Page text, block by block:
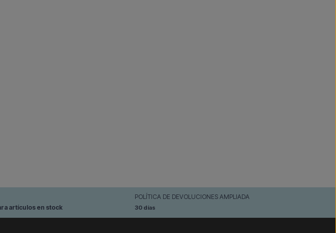
artículos en stock
POLÍTICA DE DEVOLUCIONES AMPLIADA
30 días